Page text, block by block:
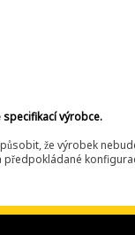
specifikací výrobce.
že výrobek